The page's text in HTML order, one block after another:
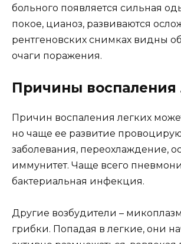
больного появляется сильная
покое, цианоз, развиваются
рентгеновских снимках видны
очаги поражения.
Причины воспаления
Причин воспаления легких
но чаще ее развитие
заболевания, переохлаждение,
иммунитет. Чаще всего
бактериальная инфекция.
Другие возбудители –
грибки. Попадая в легкие, они